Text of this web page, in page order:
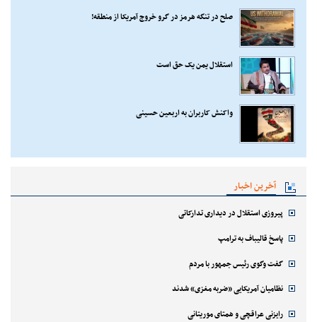
صلح در تنگه هرمز در گرو خروج آمریکا از منطقه!
استقلال یمن یک حق است
واکنش کاربران به اربعین حسینی
آخرین اخبار
پیروزی استقلال در دیداری تدارکاتی
پاسخ قالیباف به ترامپ
گفت وگوی رئیس جمهور با مردم
نظامیان آمریکایی «ضربه مغزی» شدند
رایزنی عراقچی و همتای موریتانی